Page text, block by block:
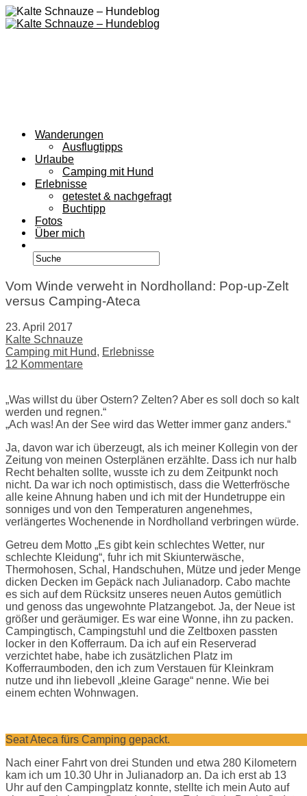
Wanderungen
Ausflugtipps
Urlaube
Camping mit Hund
Erlebnisse
getestet & nachgefragt
Buchtipp
Fotos
Über mich
Vom Winde verweht in Nordholland: Pop-up-Zelt
versus Camping-Ateca
23. April 2017
Kalte Schnauze
Camping mit Hund, Erlebnisse
12 Kommentare
„Was willst du über Ostern? Zelten? Aber es soll doch so kalt
werden und regnen.“
„Ach was! An der See wird das Wetter immer ganz anders.“
Ja, davon war ich überzeugt, als ich meiner Kollegin von der
Zeitung von meinen Osterplänen erzählte. Dass ich nur halb
Recht behalten sollte, wusste ich zu dem Zeitpunkt noch
nicht. Da war ich noch optimistisch, dass die Wetterfrösche
alle keine Ahnung haben und ich mit der Hundetruppe ein
sonniges und von den Temperaturen angenehmes,
verlängertes Wochenende in Nordholland verbringen würde.
Getreu dem Motto „Es gibt kein schlechtes Wetter, nur
schlechte Kleidung“, fuhr ich mit Skiunterwäsche,
Thermohosen, Schal, Handschuhen, Mütze und jeder Menge
dicken Decken im Gepäck nach Julianadorp. Cabo machte
es sich auf dem Rücksitz unseres neuen Autos gemütlich
und genoss das ungewohnte Platzangebot. Ja, der Neue ist
größer und geräumiger. Es war eine Wonne, ihn zu packen.
Campingtisch, Campingstuhl und die Zeltboxen passten
locker in den Kofferraum. Da ich auf ein Reserverad
verzichtet habe, habe ich zusätzlichen Platz im
Kofferraumboden, den ich zum Verstauen für Kleinkram
nutze und ihn liebevoll „kleine Garage“ nenne. Wie bei
einem echten Wohnwagen.
Seat Ateca fürs Camping gepackt.
Nach einer Fahrt von drei Stunden und etwa 280 Kilometern
kam ich um 10.30 Uhr in Julianadorp an. Da ich erst ab 13
Uhr auf den Campingplatz konnte, stellte ich mein Auto auf